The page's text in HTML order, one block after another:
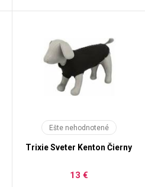
Ešte nehodnotené
Trixie Sveter Kenton Čierny
13 €